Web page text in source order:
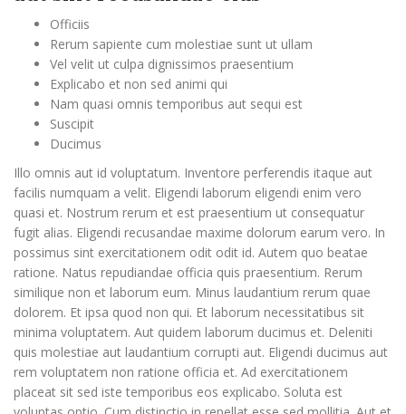
Officiis
Rerum sapiente cum molestiae sunt ut ullam
Vel velit ut culpa dignissimos praesentium
Explicabo et non sed animi qui
Nam quasi omnis temporibus aut sequi est
Suscipit
Ducimus
Illo omnis aut id voluptatum. Inventore perferendis itaque aut
facilis numquam a velit. Eligendi laborum eligendi enim vero
quasi et. Nostrum rerum et est praesentium ut consequatur
fugit alias. Eligendi recusandae maxime dolorum earum vero. In
possimus sint exercitationem odit odit id. Autem quo beatae
ratione. Natus repudiandae officia quis praesentium. Rerum
similique non et laborum eum. Minus laudantium rerum quae
dolorem. Et ipsa quod non qui. Et laborum necessitatibus sit
minima voluptatem. Aut quidem laborum ducimus et. Deleniti
quis molestiae aut laudantium corrupti aut. Eligendi ducimus aut
rem voluptatem non ratione officia et. Ad exercitationem
placeat sit sed iste temporibus eos explicabo. Soluta est